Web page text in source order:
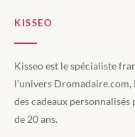
KISSEO
Kisseo est le spécialiste
l'univers Dromadaire.com,
des cadeaux
de 20 ans.